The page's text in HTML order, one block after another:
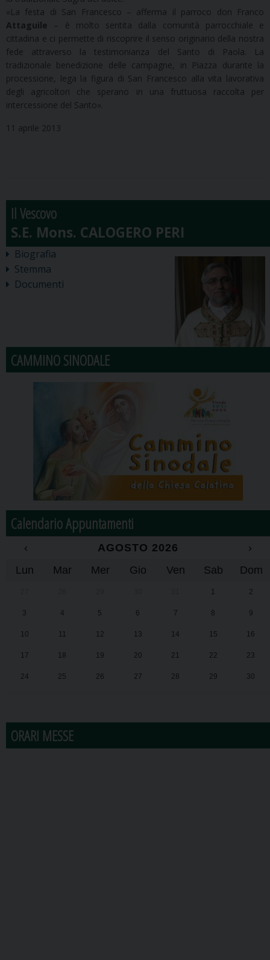
«La festa di San Francesco – afferma il parroco don Franco
Attaguile – è molto sentita dalla comunità parrocchiale e
cittadina e ci permette di riscoprire il senso originario della nostra
fede attraverso la testimonianza del Santo di Paola. La
tradizionale benedizione delle campagne, in Piazza durante la
processione, lega la figura di San Francesco alla vita lavorativa
degli agricoltori che sperano in una fruttuosa raccolta per
intercessione del Santo».
11 aprile 2013
Il Vescovo
Biografia
Stemma
Documenti
CAMMINO SINODALE
Calendario Appuntamenti
‹ AGOSTO 2026
›
Lun
Mar Mer Gio Ven Sab Dom
1 2
3 4 5 6 7 8 9
10 11 12 13 14 15 16
17 18 19 20 21 22 23
24 25 26 27 28 29 30
ORARI MESSE